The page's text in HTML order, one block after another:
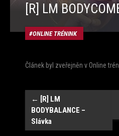
[R] LM
ONLINE TRÉNINK
Článek byl zveřejněn vOnline
Navigace
← [R] LM
BODYBALANCE –
Slávka